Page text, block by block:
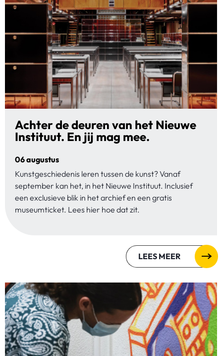
Achter de deuren van het Nieuwe
Instituut. En jij mag mee.
06 augustus
Kunstgeschiedenis leren tussen de kunst? Vanaf
september kan het, in het Nieuwe Instituut. Inclusief
een exclusieve blik in het archief en een gratis
museumticket. Lees hier hoe dat zit.
LEES MEER